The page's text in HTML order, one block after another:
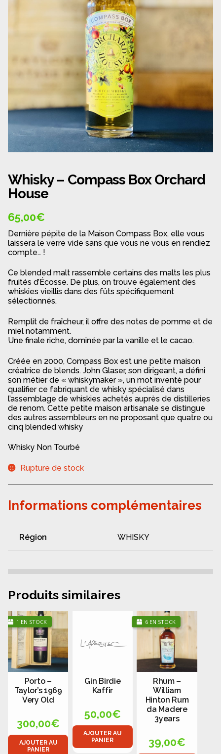
Politique de confidentialité
Politique de cookies (UE)
Qui sommes nous ?
Validation de la commande
Whisky – Compass Box Orchard
House
65,00€
Dernière pépite de la Maison Compass Box, elle vous
laissera le verre vide sans que vous ne vous en rendiez
compte… !
Ce blended malt rassemble certains des malts les plus
fruités d’Écosse. De plus, on trouve également des
whiskies vieillis dans des fûts spécifiquement
sélectionnés.
Remplit de fraîcheur, il offre des notes de pomme et de
miel notamment.
Une finale riche, dominée par la vanille et le cacao.
Créée en 2000, Compass Box est une petite maison
créatrice de blends. John Glaser, son dirigeant, a défini
son métier de « whiskymaker », un mot inventé pour
qualifier ce fabriquant de whisky spécialisé dans
l’assemblage de whiskies achetés auprès de distilleries
de renom. Cette petite maison artisanale se distingue
des autres assembleurs en ne proposant que quatre ou
cinq blended whisky
Whisky Non Tourbé
Rupture de stock
Informations complémentaires
Région WHISKY
Produits similaires
Porto –
Taylor’s 1969
Very Old
300,00€
AJOUTER AU
PANIER
1 EN STOCK
Gin Birdie
Kaffir
50,00€
AJOUTER AU
PANIER
Rhum –
William
Hinton Rum
da Madere
3years
39,00€
6 EN STOCK